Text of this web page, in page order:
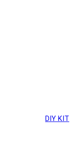
DIY KIT